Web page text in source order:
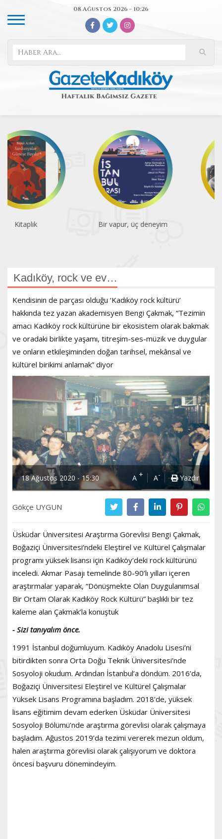
08 Ağustos 2026 - 10:26
Bir vapur, üç deneyim Atatürk Kitaplığı
Kadıköy, rock ve ev…
Kendisinin de parçası olduğu ‘Kadıköy rock kültürü’
hakkında tez yazan akademisyen Bengi Çakmak, “Tezimin
amacı Kadıköy rock kültürüne bir ekosistem olarak bakmak
ve oradaki birlikte yaşamı, titreşim-ses-müzik ve duygular
ve onların etkileşiminden doğan tarihsel, mekânsal ve
kültürel birikimi anlamak” diyor
18 Ağustos 2020 - 15:30 A + A- Yazdır
Gökçe UYGUN
Üsküdar Üniversitesi Araştırma Görevlisi Bengi Çakmak,
Boğaziçi Üniversitesi’ndeki Eleştirel ve Kültürel Çalışmalar
programı yüksek lisansı için Kadıköy’deki rock kültürünü
inceledi. Akmar Pasajı temelinde 80-90’lı yılları içeren
araştırmalar yaparak, “Dönüşmekte Olan Duygulanımsal
Bir Ortam Olarak Kadıköy Rock Kültürü” başlıklı bir tez
kaleme alan Çakmak’la konuştuk
- Sizi tanıyalım önce.
1991 İstanbul doğumluyum. Kadıköy Anadolu Lisesi’ni
bitirdikten sonra Orta Doğu Teknik Üniversitesi’nde
Sosyoloji okudum. Ardından İstanbul’a döndüm. 2016’da,
Boğaziçi Üniversitesi Eleştirel ve Kültürel Çalışmalar
Yüksek Lisans Programına başladım. 2018’de, yüksek
lisans eğitimim devam ederken Üsküdar Üniversitesi
Sosyoloji Bölümü’nde araştırma görevlisi olarak çalışmaya
başladım. Ağustos 2019’da tezimi vererek mezun oldum,
halen araştırma görevlisi olarak çalışıyorum ve doktora
öncesi başvuru dönemindeyim.